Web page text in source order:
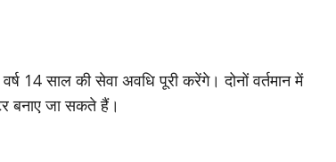
14 साल की सेवा अवधि पूरी करेंगे। दोनों वर्तमान में
बनाए जा सकते हैं।